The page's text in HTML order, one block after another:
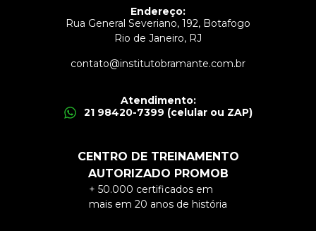
Endereço:
Rua General Severiano, 192, Botafogo
Rio de Janeiro, RJ
contato@institutobramante.com.br
Atendimento:
21 98420-7399 (celular ou ZAP)
CENTRO DE TREINAMENTO
AUTORIZADO PROMOB
+ 50.000 certificados em
mais em 20 anos de história